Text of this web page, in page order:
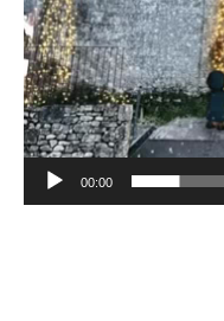
00:00